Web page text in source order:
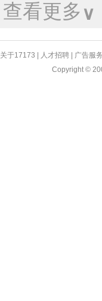
查看更多 ∨
关于17173 | 人才招聘 | 广告服
Copyright ©